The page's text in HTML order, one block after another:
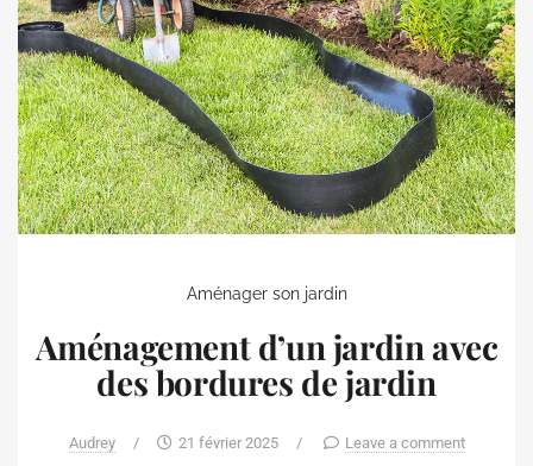
Aménager son jardin
Aménagement d’un jardin avec
des bordures de jardin
Audrey / 21 février 2025 / Leave a comment